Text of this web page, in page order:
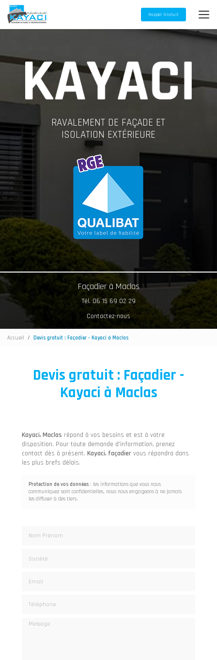
Aller
contenu
principal
Rappel Gratuit
RAVALEMENT DE FAÇADE ET
ISOLATION EXTÉRIEURE
Façadier à Maclas
Tél. 06 15 69 02 29
Contactez-nous
Accueil Devis gratuit : Façadier - Kayaci à Maclas
Devis gratuit : Façadier -
Kayaci à Maclas
Kayaci, Maclas répond à vos besoins et est à votre
disposition. Pour toute demande d'information, prenez
contact dès à présent. Kayaci, façadier vous répondra dans
les plus brefs délais.
Protection de vos données : les informations que vous nous
communiquez sont confidentielles, nous nous engageons à ne jamais
les diffuser à des tiers.
Message